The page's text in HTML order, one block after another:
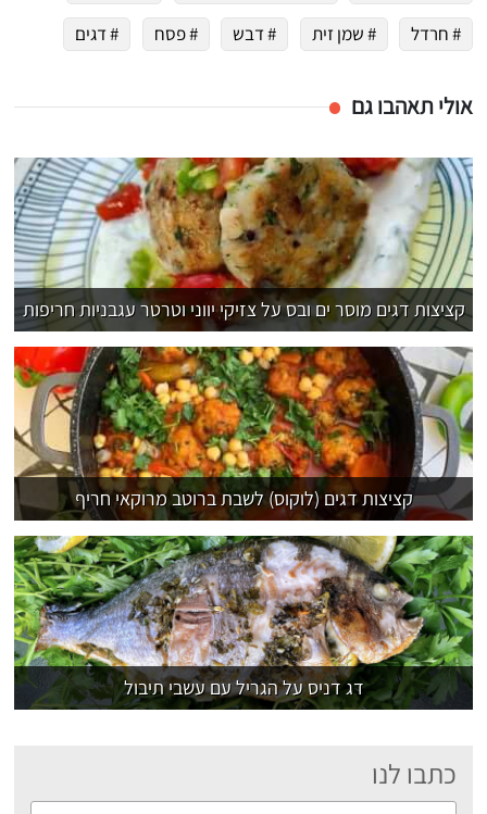
# חרדל
# שמן זית # דבש # פסח # דגים
אולי תאהבו גם
קציצות דגים מוסר ים ובס על צזיקי יווני וטרטר עגבניות חריפות
קציצות דגים (לוקוס) לשבת ברוטב מרוקאי חריף
דג דניס על הגריל עם עשבי תיבול
כתבו לנו